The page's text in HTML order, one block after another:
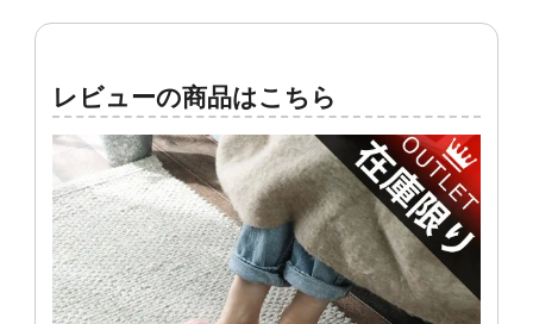
レビューの商品はこちら